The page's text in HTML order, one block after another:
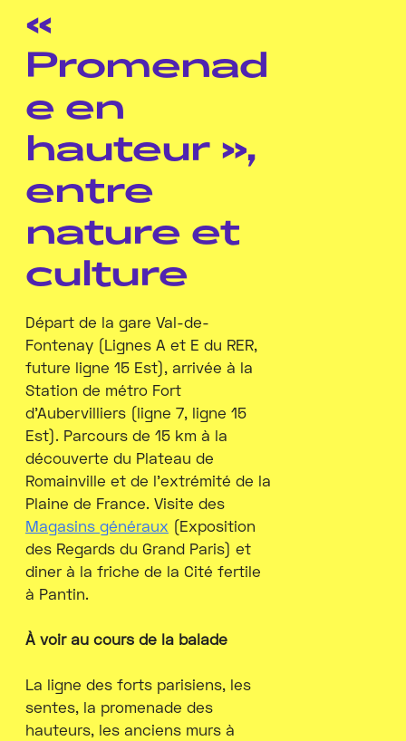
«
Promenad
e en
hauteur »,
entre
nature et
culture
Départ de la gare Val-de-
Fontenay (Lignes A et E du RER,
future ligne 15 Est), arrivée à la
Station de métro Fort
d’Aubervilliers (ligne 7, ligne 15
Est). Parcours de 15 km à la
découverte du Plateau de
Romainville et de l’extrémité de la
Plaine de France. Visite des
Magasins généraux (Exposition
des Regards du Grand Paris) et
diner à la friche de la Cité fertile
à Pantin.
À voir au cours de la balade
La ligne des forts parisiens, les
sentes, la promenade des
hauteurs, les anciens murs à